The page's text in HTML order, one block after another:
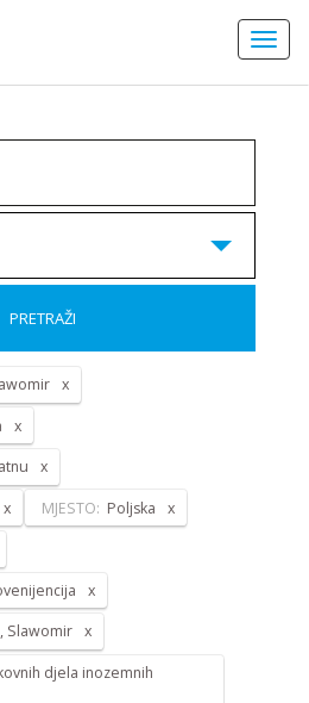
PRETRAŽI
MJESTO: Poljska
Slawomir
djela inozemnih